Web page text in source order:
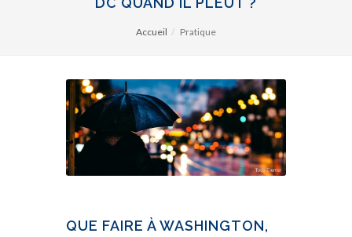
Accueil Pratique
QUE FAIRE À WASHINGTON,